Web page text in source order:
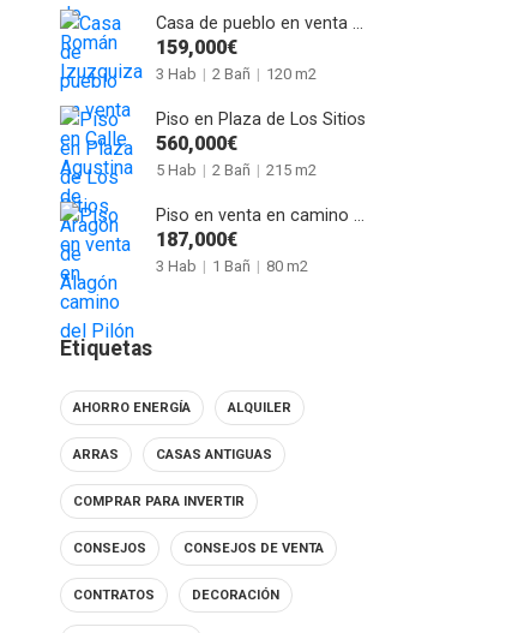
Casa de pueblo en venta en Calle Agustina de Aragón de Alagón
159,000€
3 Hab | 2 Bañ | 120 m2
Piso en Plaza de Los Sitios
560,000€
5 Hab | 2 Bañ | 215 m2
Piso en venta en camino del Pilón
187,000€
3 Hab | 1 Bañ | 80 m2
Etiquetas
AHORRO ENERGÍA ALQUILER
ARRAS CASAS ANTIGUAS
COMPRAR PARA INVERTIR
CONSEJOS CONSEJOS DE VENTA
CONTRATOS DECORACIÓN